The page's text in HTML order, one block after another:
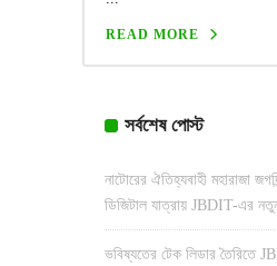
READ MORE
সর্বশেষ পোস্ট
নাটোরের ঐতিহ্যবাহী মহারাজা
ডিজিটাল যাত্রায় JBDIT-এর
ভবিষ্যতের টেক লিডার তৈরিতে